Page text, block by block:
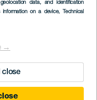
data, and identification
on a device, Technical
→
close